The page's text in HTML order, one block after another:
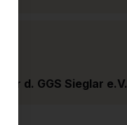
d. GGS Sieglar e.V.